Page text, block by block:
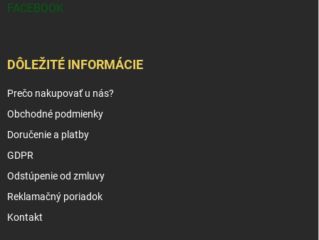
FACEBOOK
DÔLEŽITÉ INFORMÁCIE
Prečo nakupovať u nás?
Obchodné podmienky
Doručenie a platby
GDPR
Odstúpenie od zmluvy
Reklamačný poriadok
Kontakt